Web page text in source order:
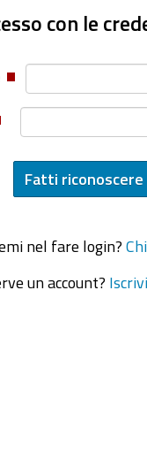
con le
nel fare login?
un account?